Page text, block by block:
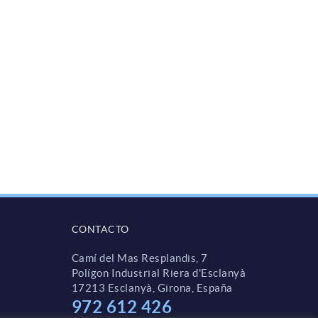
CONTACTO
Camí del Mas Resplandis, 7
Polígon Industrial Riera d'Esclanyà
17213 Esclanyà, Girona, España
972 612 426